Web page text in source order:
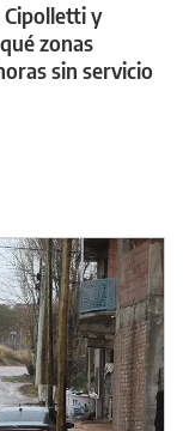
Cipolletti y
zonas
sin servicio